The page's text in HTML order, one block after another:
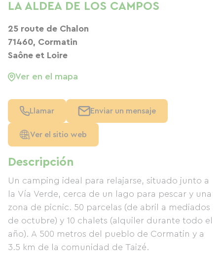
Descripción
Un camping ideal para relajarse, situado junto a
la Vía Verde, cerca de un lago para pescar y una
zona de picnic. 50 parcelas (de abril a mediados
de octubre) y 10 chalets (alquiler durante todo el
año). A 500 metros del pueblo de Cormatin y a
3.5 km de la comunidad de Taizé.
LA ALDEA DE LOS CAMPOS
25 route de Chalon
71460, Cormatin
Saône et Loire
Ver en el mapa
Llamar Enviar un mensaje
Ver el sitio web